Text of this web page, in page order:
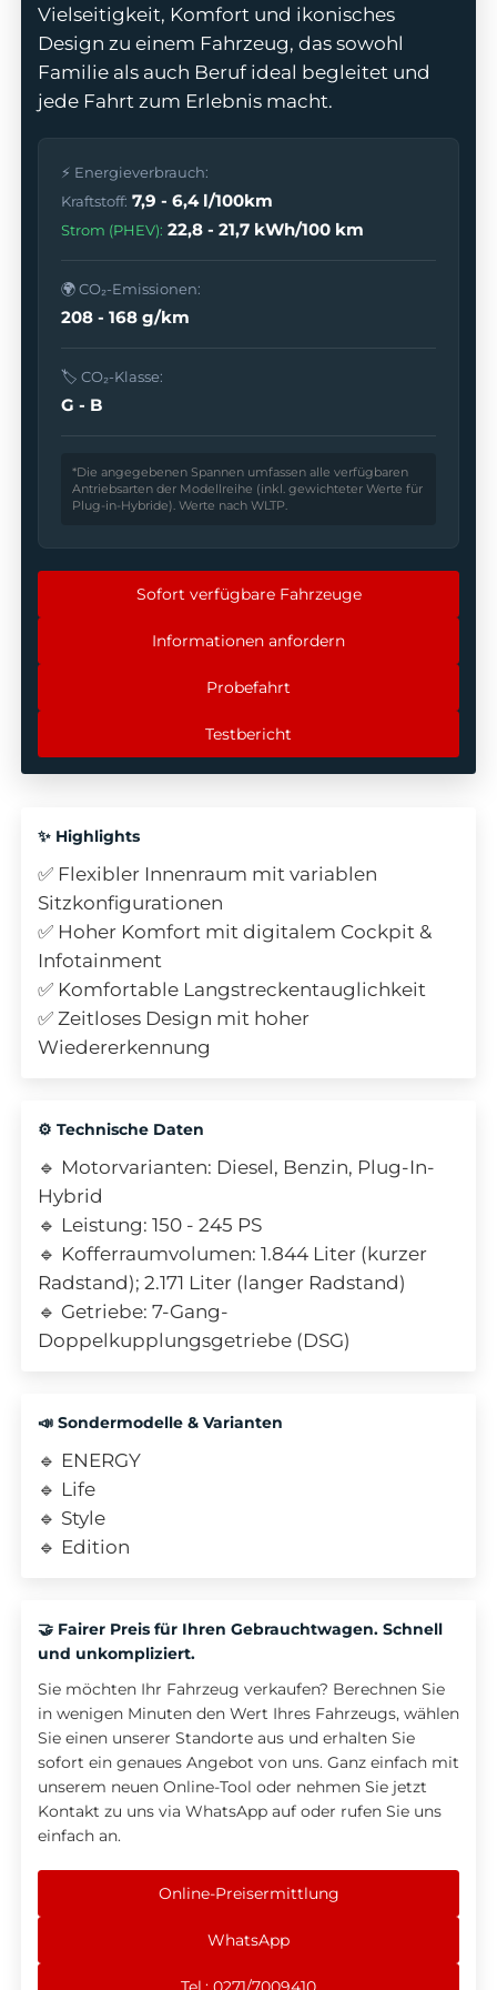
Vielseitigkeit, Komfort und ikonisches
Design zu einem Fahrzeug, das sowohl
Familie als auch Beruf ideal begleitet und
jede Fahrt zum Erlebnis macht.
⚡ Energieverbrauch:
Kraftstoff: 7,9 - 6,4 l/100km
Strom (PHEV): 22,8 - 21,7 kWh/100 km
🌍 CO₂-Emissionen:
208 - 168 g/km
🏷️ CO₂-Klasse:
G - B
*Die angegebenen Spannen umfassen alle verfügbaren
Antriebsarten der Modellreihe (inkl. gewichteter Werte für
Plug-in-Hybride). Werte nach WLTP.
Sofort verfügbare Fahrzeuge
Informationen anfordern
Probefahrt
Testbericht
✨ Highlights
✅ Flexibler Innenraum mit variablen
Sitzkonfigurationen
✅ Hoher Komfort mit digitalem Cockpit &
Infotainment
✅ Komfortable Langstreckentauglichkeit
✅ Zeitloses Design mit hoher
Wiedererkennung
⚙️ Technische Daten
🔹 Motorvarianten: Diesel, Benzin, Plug-In-
Hybrid
🔹 Leistung: 150 - 245 PS
🔹 Kofferraumvolumen: 1.844 Liter (kurzer
Radstand); 2.171 Liter (langer Radstand)
🔹 Getriebe: 7-Gang-
Doppelkupplungsgetriebe (DSG)
📣 Sondermodelle & Varianten
🔹 ENERGY
🔹 Life
🔹 Style
🔹 Edition
🤝 Fairer Preis für Ihren Gebrauchtwagen. Schnell
und unkompliziert.
Sie möchten Ihr Fahrzeug verkaufen? Berechnen Sie
in wenigen Minuten den Wert Ihres Fahrzeugs, wählen
Sie einen unserer Standorte aus und erhalten Sie
sofort ein genaues Angebot von uns. Ganz einfach mit
unserem neuen Online-Tool oder nehmen Sie jetzt
Kontakt zu uns via WhatsApp auf oder rufen Sie uns
einfach an.
Online-Preisermittlung
WhatsApp